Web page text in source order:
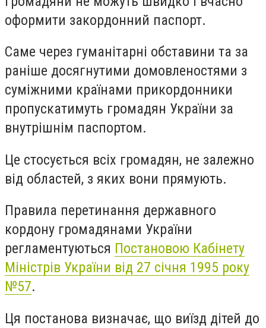
оформити закордонний паспорт.
Саме через гуманітарні обставини та за
раніше досягнутими домовленостями з
суміжними країнами прикордонники
пропускатимуть громадян України за
внутрішнім паспортом.
Це стосується всіх громадян, не залежно
від областей, з яких вони прямують.
Правила перетинання державного
кордону громадянами України
регламентуються Постановою Кабінету
Міністрів України від 27 січня 1995 року
№57.
Ця постанова визначає, що виїзд дітей до